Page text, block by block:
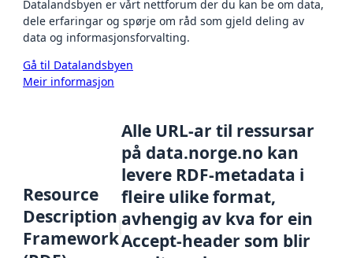
Datalandsbyen er vårt nettforum der du kan be om data,
dele erfaringar og spørje om råd som gjeld deling av
data og informasjonsforvalting.
Gå til Datalandsbyen
Meir informasjon
Resource
Description
Framework
Alle URL-ar til ressursar
på data.norge.no kan
levere RDF-metadata i
fleire ulike format,
avhengig av kva for ein
Accept-header som blir